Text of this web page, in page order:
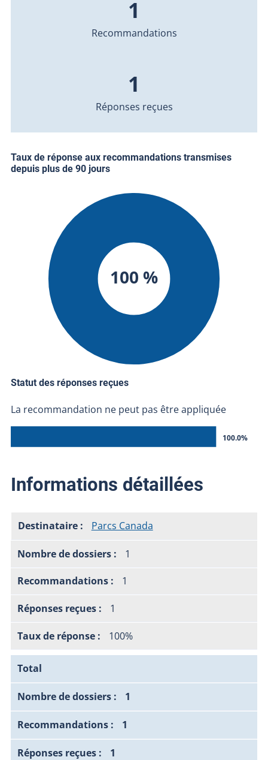
1
Recommandations
1
Réponses reçues
Taux de réponse aux recommandations transmises
depuis plus de 90 jours
100 %
Statut des réponses reçues
La recommandation ne peut pas être appliquée
100.0%
Informations détaillées
Parcs Canada
1
1
1
100%
Total
1
1
1